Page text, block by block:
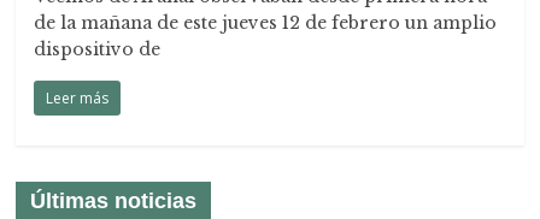
de la mañana de este jueves 12 de febrero un amplio
dispositivo de
Leer más
Últimas noticias